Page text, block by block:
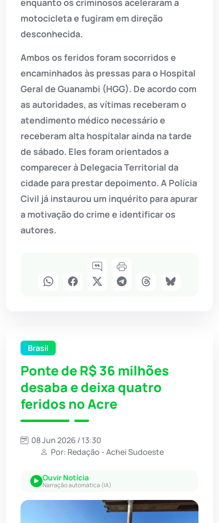
motocicleta e fugiram em direção
desconhecida.
Ambos os feridos foram socorridos e
encaminhados às pressas para o Hospital
Geral de Guanambi (HGG). De acordo com
as autoridades, as vítimas receberam o
atendimento médico necessário e
receberam alta hospitalar ainda na tarde
de sábado. Eles foram orientados a
comparecer à Delegacia Territorial da
cidade para prestar depoimento. A Polícia
Civil já instaurou um inquérito para apurar
a motivação do crime e identificar os
autores.
Brasil
Ponte de R$ 36 milhões
desaba e deixa quatro
feridos no Acre
08 Jun 2026 / 13:30
Por: Redação - Achei Sudoeste
Ouvir Notícia
Narração automática (IA)